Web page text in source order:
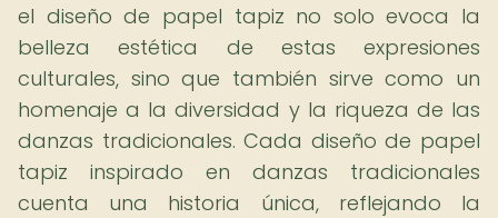
el diseño de papel tapiz no solo evoca la
belleza estética de estas expresiones
culturales, sino que también sirve como un
homenaje a la diversidad y la riqueza de las
danzas tradicionales. Cada diseño de papel
tapiz inspirado en danzas tradicionales
cuenta una historia única, reflejando la